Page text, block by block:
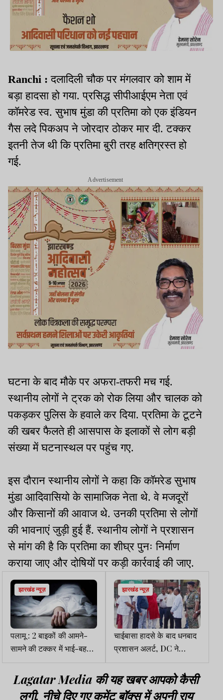
Ranchi :दलादिली चौक पर मंगलवार को शाम में
बड़ा हादसा हो गया. प्रसिद्ध सीपीआईएम नेता एवं
कॉमरेड स्व. सुभाष मुंडा की प्रतिमा को एक इंडियन
गैस लदे पिकअप ने जोरदार ठोकर मार दी. टक्कर
इतनी तेज थी कि प्रतिमा बुरी तरह क्षतिग्रस्त हो
गई.
Advertisement
घटना के बाद मौके पर अफरा-तफरी मच गई.
स्थानीय लोगों ने ट्रक को रोक लिया और चालक को
पकड़कर पुलिस के हवाले कर दिया. प्रतिमा के टूटने
की खबर फैलते ही आसपास के इलाकों से लोग बड़ी
संख्या में घटनास्थल पर पहुंच गए.
इस दौरान स्थानीय लोगों ने कहा कि कॉमरेड सुभाष
मुंडा आदिवासियो के सामाजिक नेता थे. वे मजदूरों
और किसानों की आवाज थे. उनकी प्रतिमा से लोगों
की भावनाएं जुड़ी हुई हैं. स्थानीय लोगों ने प्रशासन
से मांग की है कि प्रतिमा का शीघ्र पुनः निर्माण
कराया जाए और दोषियों पर कड़ी कार्रवाई की जाए.
झारखंड न्यूज़
पलामू : 2 बाइकों की आमने-
सामने की टक्कर में भाई-बहन
की मौत, दंपती घायल
झारखंड न्यूज़
चाईबासा हादसे के बाद धनबाद
प्रशासन अलर्ट, DC ने
SNMMCH ब्लड सेंटर का
किया निरीक्षण
Lagatar Media की यह खबर आपको कैसी
लगी. नीचे दिए गए कमेंट बॉक्स में अपनी राय